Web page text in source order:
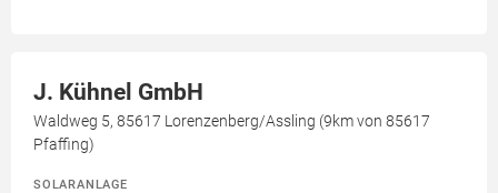
J. Kühnel GmbH
Waldweg 5, 85617 Lorenzenberg/Assling (9km von 85617
Pfaffing)
SOLARANLAGE